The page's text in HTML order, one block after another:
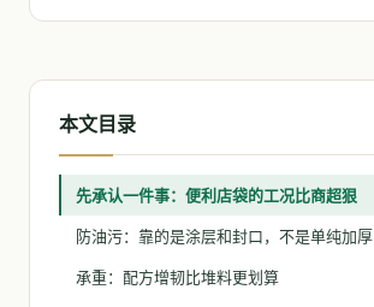
本文目录
先承认一件事：便利店袋的工况比商超狠
防油污：靠的是涂层和封口，不是单纯加厚
承重：配方增韧比堆料更划算